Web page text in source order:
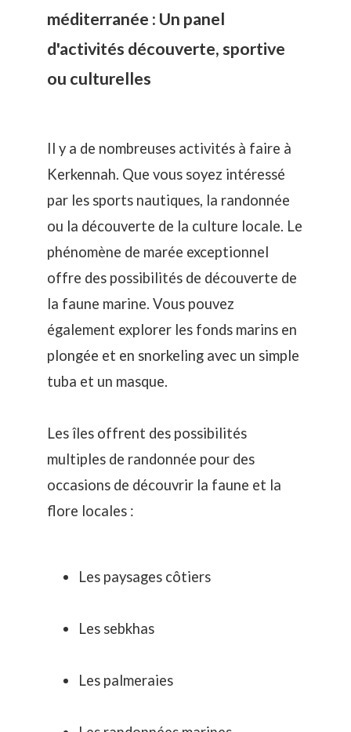
méditerranée : Un panel
d'activités découverte, sportive
ou culturelles
Il y a de nombreuses activités à faire à
Kerkennah. Que vous soyez intéressé
par les sports nautiques, la randonnée
ou la découverte de la culture locale. Le
phénomène de marée exceptionnel
offre des possibilités de découverte de
la faune marine. Vous pouvez
également explorer les fonds marins en
plongée et en snorkeling avec un simple
tuba et un masque.
Les îles offrent des possibilités
multiples de randonnée pour des
occasions de découvrir la faune et la
flore locales :
Les paysages côtiers
Les sebkhas
Les palmeraies